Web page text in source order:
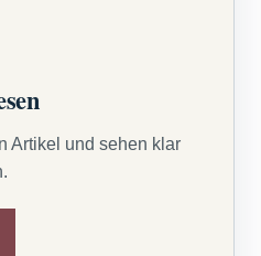
Artikel und sehen klar